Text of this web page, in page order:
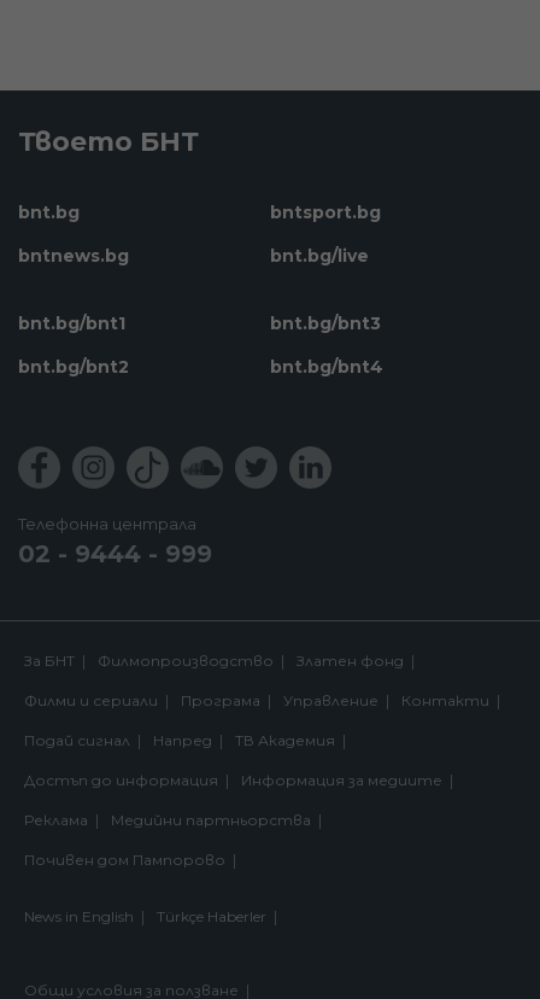
Твоето БНТ
bnt.bg
bntnews.bg
bntsport.bg
bnt.bg/live
bnt.bg/bnt1
bnt.bg/bnt2
bnt.bg/bnt3
bnt.bg/bnt4
Телефонна централа
02 - 9444 - 999
За БНТ Филмопроизводство Златен фонд
Филми и сериали Програма Управление Контакти
Подай сигнал Напред ТВ Академия
Достъп до информация Информация за медиите
Реклама Медийни партньорства
Почивен дом Пампорово
News in English Türkçe Haberler
Общи условия за ползване